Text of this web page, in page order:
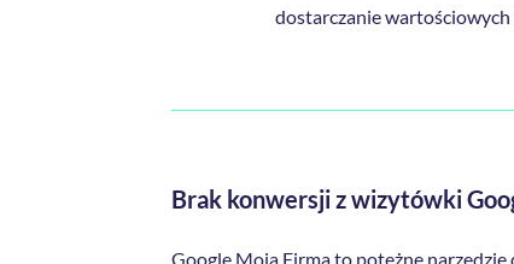
dostarczanie wartościowych
Brak konwersji z wizytówki
Google Moja Firma to potężne